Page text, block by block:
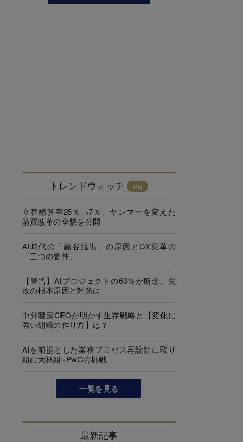
トレンドウォッチ
立替精算率25％→7％、ヤンマーを変えた
購買改革の全貌を公開
AI時代の「顧客流出」の原因とCX変革の
「三つの要件」
【警告】AIプロジェクトの60％が断念、失
敗の根本原因と対策は
中外製薬CEOが明かす生存戦略と【変化に
強い組織の作り方】は？
AIを前提とした業務プロセス再設計に取り
組む大林組×PwCの挑戦
一覧を見る
最新記事